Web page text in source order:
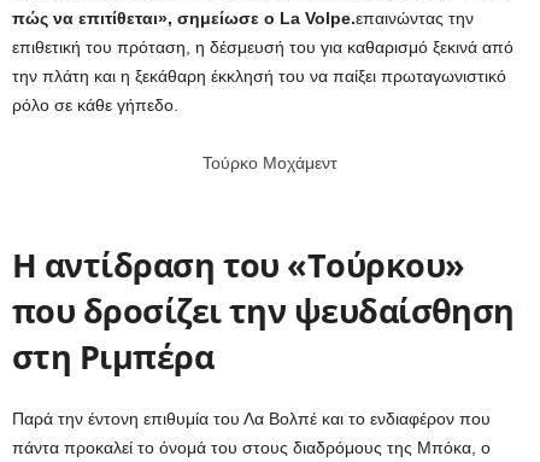
πώς να επιτίθεται», σημείωσε ο La Volpe.επαινώντας την
επιθετική του πρόταση, η δέσμευσή του για καθαρισμό ξεκινά από
την πλάτη και η ξεκάθαρη έκκλησή του να παίξει πρωταγωνιστικό
ρόλο σε κάθε γήπεδο.
Τούρκο Μοχάμεντ
Η αντίδραση του «Τούρκου»
που δροσίζει την ψευδαίσθηση
στη Ριμπέρα
Παρά την έντονη επιθυμία του Λα Βολπέ και το ενδιαφέρον που
πάντα προκαλεί το όνομά του στους διαδρόμους της Μπόκα, ο